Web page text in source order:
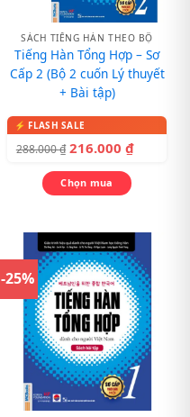
SÁCH TIẾNG HÀN THEO BỘ
Tiếng Hàn Tổng Hợp – Sơ
Cấp 2 (Bộ 2 cuốn Lý thuyết
+ Bài tập)
288.000₫ 216.000 ₫
Chọn mua
-25%